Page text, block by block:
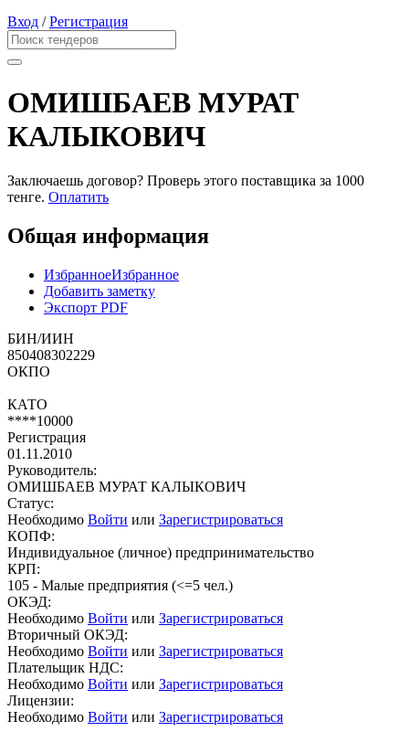
Вход /Регистрация
ОМИШБАЕВ МУРАТ
КАЛЫКОВИЧ
Заключаешь договор? Проверь этого поставщика за 1000
тенге. Оплатить
Общая информация
ИзбранноеИзбранное
Добавить заметку
Экспорт PDF
БИН/ИИН
850408302229
ОКПО
КАТО
****10000
Регистрация
01.11.2010
Руководитель:
ОМИШБАЕВ МУРАТ КАЛЫКОВИЧ
Статус:
Необходимо Войти или Зарегистрироваться
КОПФ:
Индивидуальное (личное) предпринимательство
КРП:
105 - Малые предприятия (<=5 чел.)
ОКЭД:
Необходимо Войти или Зарегистрироваться
Вторичный ОКЭД:
Необходимо Войти или Зарегистрироваться
Плательщик НДС:
Необходимо Войти или Зарегистрироваться
Лицензии:
Необходимо Войти или Зарегистрироваться